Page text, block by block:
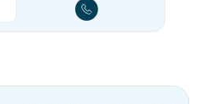
ضد
برند 361 درجه